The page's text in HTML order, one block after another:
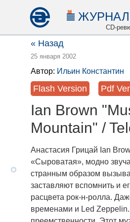
ЖУРНАЛ
CD-
« Назад
25 января 2002
Автор: Ильин Константин
Flash Version Pdf
Ian Brown
Mountain" /
Анастасия Грицай Ian
«Сыроватая», модно
странным образом
заставляют вспомнить и
расцвета рок-н-ролла.
временами и Led